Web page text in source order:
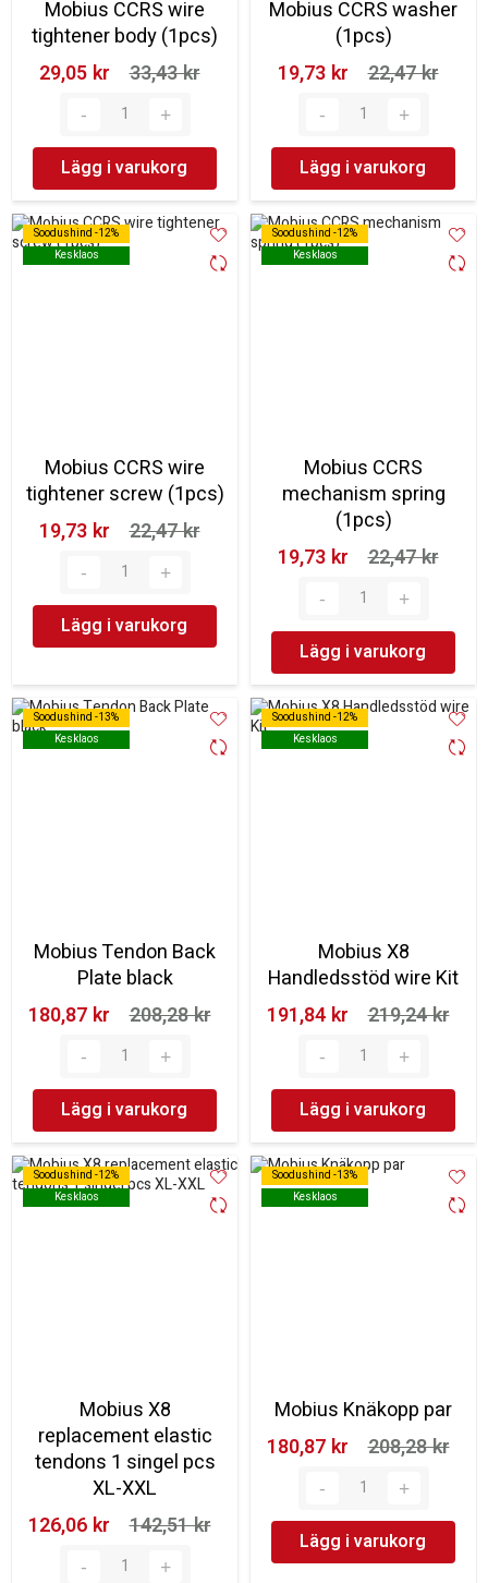
Mobius CCRS wire
tightener body (1pcs)
29,05 kr‎
33,43 kr‎
Lägg i varukorg
Mobius CCRS washer
(1pcs)
19,73 kr‎
22,47 kr‎
Lägg i varukorg
Soodushind -12%
Kesklaos
Soodushind -12%
Kesklaos
Mobius CCRS wire
tightener screw (1pcs)
19,73 kr‎
22,47 kr‎
Lägg i varukorg
Soodushind -12%
Kesklaos
Soodushind -12%
Kesklaos
Mobius CCRS
mechanism spring
(1pcs)
19,73 kr‎
22,47 kr‎
Lägg i varukorg
Soodushind -13%
Kesklaos
Soodushind -13%
Kesklaos
Mobius Tendon Back
Plate black
180,87 kr‎
208,28 kr‎
Lägg i varukorg
Soodushind -12%
Kesklaos
Soodushind -12%
Kesklaos
Mobius X8
Handledsstöd wire Kit
191,84 kr‎
219,24 kr‎
Lägg i varukorg
Soodushind -12%
Kesklaos
Soodushind -12%
Kesklaos
Mobius X8
replacement elastic
tendons 1 singel pcs
XL-XXL
126,06 kr‎
142,51 kr‎
Soodushind -13%
Kesklaos
Soodushind -13%
Kesklaos
Mobius Knäkopp par
180,87 kr‎
208,28 kr‎
Lägg i varukorg